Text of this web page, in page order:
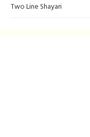
Two Line Shayari